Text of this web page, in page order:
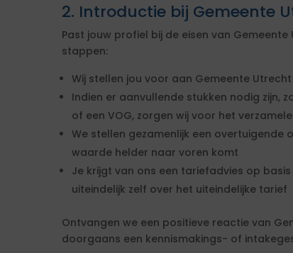
2. Introductie bij Gemeente
Past jouw profiel bij de eisen van
stappen:
Wij stellen jou voor aan Gemeente Utrecht
Indien er aanvullende stukken nodig zijn,
of een VOG, zorgen wij voor het
We stellen gezamenlijk een
waarde helder naar voren komt
Je krijgt van ons een tariefadvies op
uiteindelijk zelf over het uiteindelijke tarief
Ontvangen we een positieve reactie van
doorgaans een kennismakings- of